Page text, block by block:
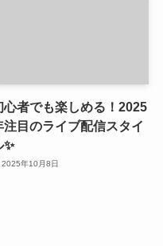
心者でも楽しめる！2025
注目のライブ配信スタイ
✨
2025年10月8日